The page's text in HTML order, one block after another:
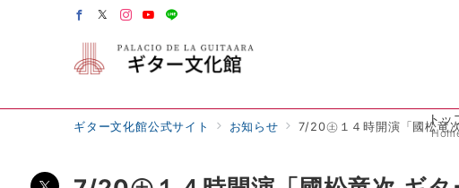
トッ
ギター文化館公式サイト お知らせ 7/20㊏１４時開演「國松竜